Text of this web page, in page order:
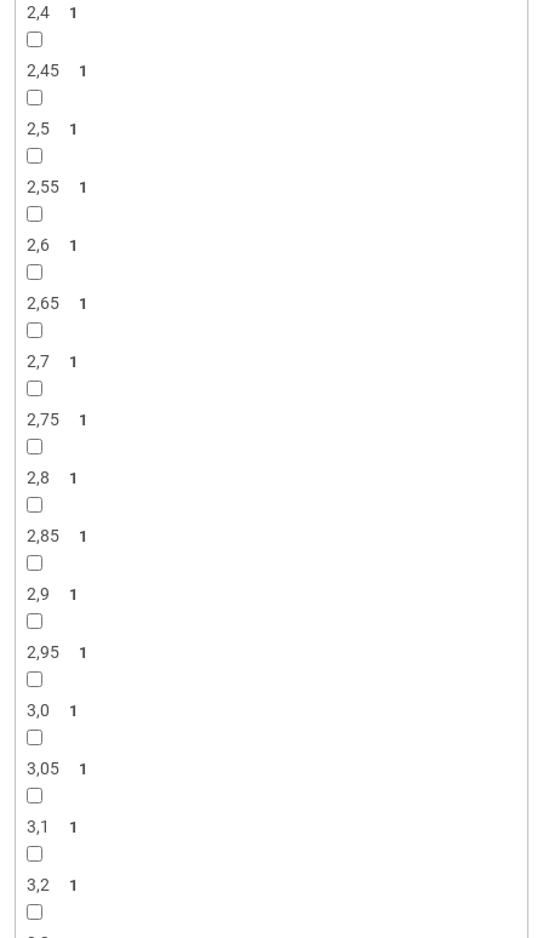
2,4 1
2,45 1
2,5 1
2,55 1
2,6 1
2,65 1
2,7 1
2,75 1
2,8 1
2,85 1
2,9 1
2,95 1
3,0 1
3,05 1
3,1 1
3,2 1